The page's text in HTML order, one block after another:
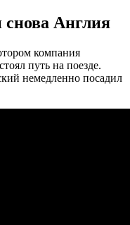
снова Англия
компания
путь на поезде.
немедленно посадил